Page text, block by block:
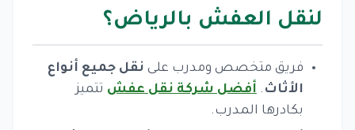
لنقل العفش بالرياض؟
فريق متخصص ومدرب على نقل جميع أنواع
الأثاث . أفضل شركة نقل عفش تتميز
بكادرها المدرب.